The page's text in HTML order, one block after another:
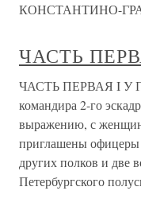
КОНСТАНТИНО-
ЧАСТЬ
ЧАСТЬ ПЕРВАЯ I У
командира 2-го
выражению, с
приглашены офицеры
других полков и две
Петербургского